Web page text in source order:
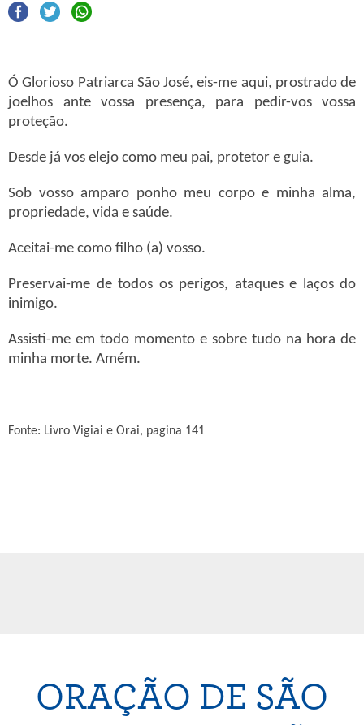
Ó Glorioso Patriarca São José, eis-me aqui, prostrado de
joelhos ante vossa presença, para pedir-vos vossa
proteção.
Desde já vos elejo como meu pai, protetor e guia.
Sob vosso amparo ponho meu corpo e minha alma,
propriedade, vida e saúde.
Aceitai-me como filho (a) vosso.
Preservai-me de todos os perigos, ataques e laços do
inimigo.
Assisti-me em todo momento e sobre tudo na hora de
minha morte. Amém.
Fonte: Livro Vigiai e Orai, pagina 141
ORAÇÃO DE SÃO